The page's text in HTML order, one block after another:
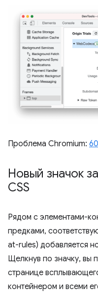
Проблема Chromium:
Новый значок
CSS
Рядом с элементами-
предками,
at-rules) добавляется
Щелкнув по значку, вы
странице
контейнером и всеми